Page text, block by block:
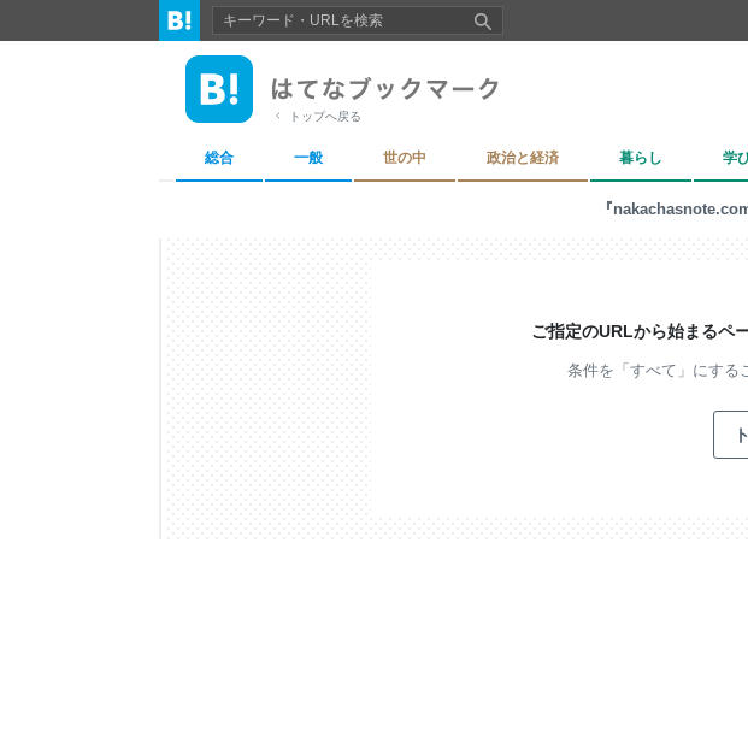
トップへ戻る
総合 一般 世の中 政治と経済 暮らし 学
『
ご指定のURLから始まるペ
条件を「すべて」にする